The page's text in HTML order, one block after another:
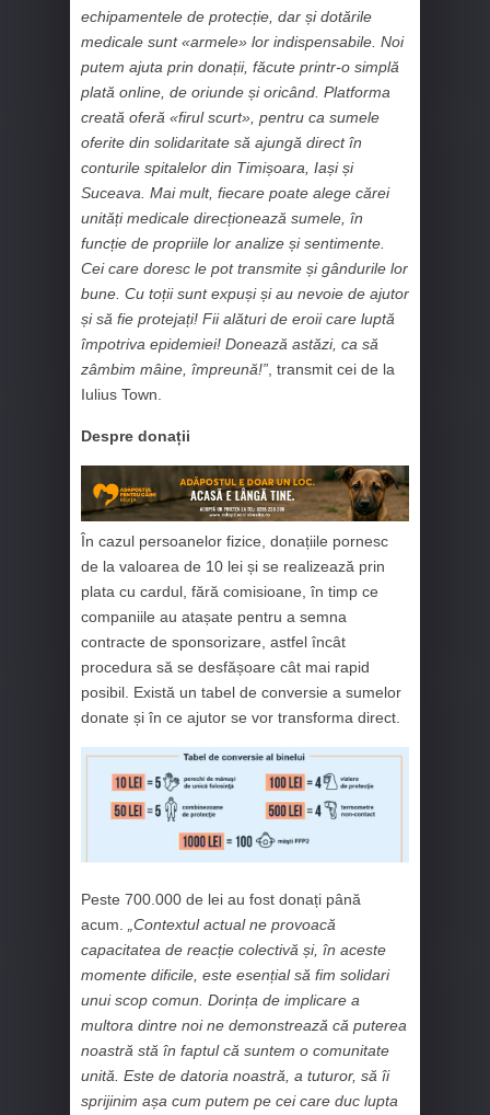
echipamentele de protecție, dar și dotările
medicale sunt «armele» lor indispensabile. Noi
putem ajuta prin donații, făcute printr-o simplă
plată online, de oriunde și oricând. Platforma
creată oferă «firul scurt», pentru ca sumele
oferite din solidaritate să ajungă direct în
conturile spitalelor din Timișoara, Iași și
Suceava. Mai mult, fiecare poate alege cărei
unități medicale direcționează sumele, în
funcție de propriile lor analize și sentimente.
Cei care doresc le pot transmite și gândurile lor
bune. Cu toții sunt expuși și au nevoie de ajutor
și să fie protejați! Fii alături de eroii care luptă
împotriva epidemiei! Donează astăzi, ca să
zâmbim mâine, împreună!” , transmit cei de la
Iulius Town.
Despre donații
În cazul persoanelor fizice, donațiile pornesc
de la valoarea de 10 lei și se realizează prin
plata cu cardul, fără comisioane, în timp ce
companiile au atașate pentru a semna
contracte de sponsorizare, astfel încât
procedura să se desfășoare cât mai rapid
posibil. Există un tabel de conversie a sumelor
donate și în ce ajutor se vor transforma direct.
Peste 700.000 de lei au fost donați până
acum. „Contextul actual ne provoacă
capacitatea de reacție colectivă și, în aceste
momente dificile, este esențial să fim solidari
unui scop comun. Dorința de implicare a
multora dintre noi ne demonstrează că puterea
noastră stă în faptul că suntem o comunitate
unită. Este de datoria noastră, a tuturor, să îi
sprijinim așa cum putem pe cei care duc lupta